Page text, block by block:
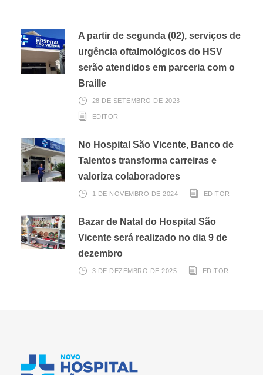
A partir de segunda (02), serviços de
urgência oftalmológicos do HSV
serão atendidos em parceria com o
Braille
28 DE SETEMBRO DE 2023
EDITOR
No Hospital São Vicente, Banco de
Talentos transforma carreiras e
valoriza colaboradores
1 DE NOVEMBRO DE 2024 EDITOR
Bazar de Natal do Hospital São
Vicente será realizado no dia 9 de
dezembro
3 DE DEZEMBRO DE 2025 EDITOR